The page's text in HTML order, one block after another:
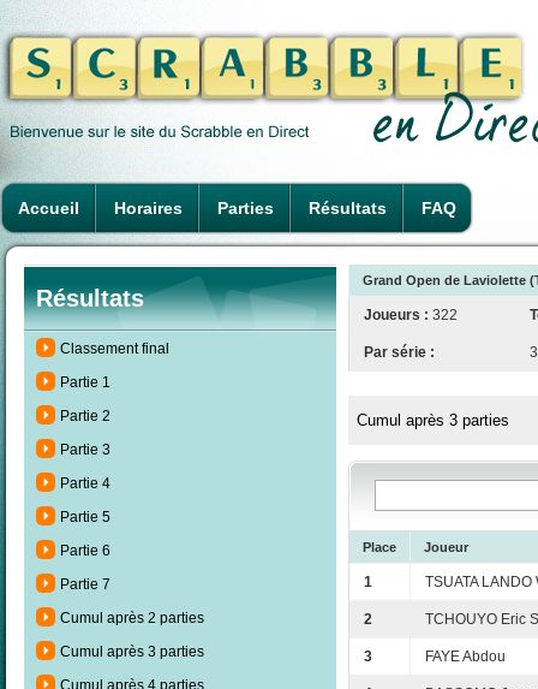
Accueil Horaires Parties Résultats FAQ
Résultats
Classement final
Partie 1
Partie 2
Partie 3
Partie 4
Partie 5
Partie 6
Partie 7
Cumul après 2 parties
Cumul après 3 parties
Cumul après 4 parties
Grand Open de Laviolette
Joueurs : 322
Par série :
Cumul après 3 parties
Place Joueur
1 TSUATA LANDO
2 TCHOUYO Eric
3 FAYE Abdou